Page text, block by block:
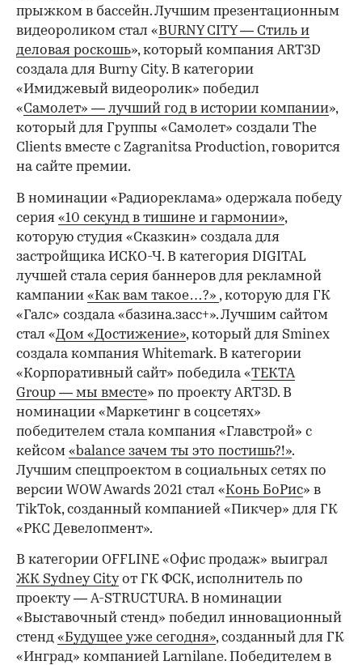
прыжком в бассейн. Лучшим презентационным
видеороликом стал «BURNY CITY — Стиль и
деловая роскошь», который компания ART3D
создала для Burny City. В категории
«Имиджевый видеоролик» победил
«Самолет» — лучший год в истории компании»,
который для Группы «Самолет» создали The
Clients вместе с Zagranitsa Production, говорится
на сайте премии.
В номинации «Радиореклама» одержала победу
серия «10 секунд в тишине и гармонии»,
которую студия «Сказкин» создала для
застройщика ИСКО-Ч. В категория DIGITAL
лучшей стала серия баннеров для рекламной
кампании «Как вам такое…?» , которую для ГК
«Галс» создала «базина.засс+». Лучшим сайтом
стал «Дом «Достижение», который для Sminex
создала компания Whitemark. В категории
«Корпоративный сайт» победила «ТЕКТА
Group — мы вместе» по проекту ART3D. В
номинации «Маркетинг в соцсетях»
победителем стала компания «Главстрой» с
кейсом «balance зачем ты это постишь?!».
Лучшим спецпроектом в социальных сетях по
версии WOW Awards 2021 стал «Конь БоРис» в
TikTok, созданный компанией «Пикчер» для ГК
«РКС Девелопмент».
В категории OFFLINE «Офис продаж» выиграл
ЖК Sydney Cityот ГК ФСК, исполнитель по
проекту — A-STRUCTURA. В номинации
«Выставочный стенд» победил инновационный
стенд «Будущее уже сегодня», созданный для ГК
«Инград» компанией Larnilane. Победителем в